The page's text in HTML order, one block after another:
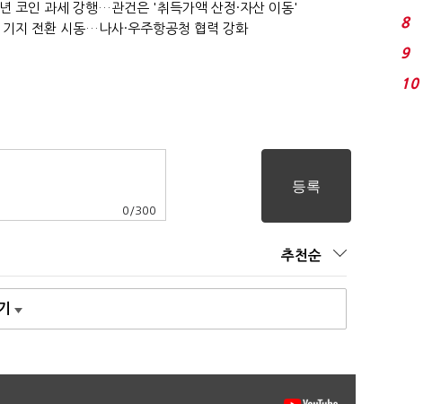
코인 과세 강행…관건은 '취득가액 산정·자산 이동'
기지 전환 시동…나사·우주항공청 협력 강화
0 /300
추천순
8
9
10